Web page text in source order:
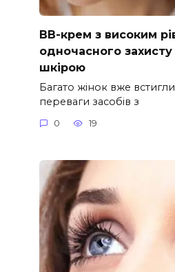
ВВ-крем з високим
одночасного
шкірою
Багато жінок вже
переваги засобів з
0 19